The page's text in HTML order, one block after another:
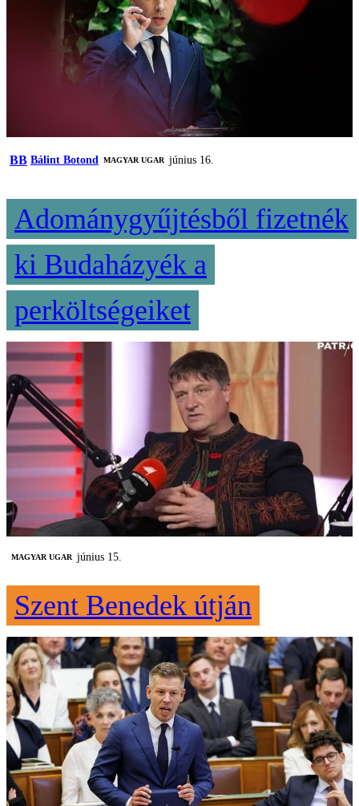
BB Bálint Botond MAGYAR UGAR június 16.
Adománygyűjtésből fizetnék
ki Budaházyék a
perköltségeiket
MAGYAR UGAR június 15.
Szent Benedek útján